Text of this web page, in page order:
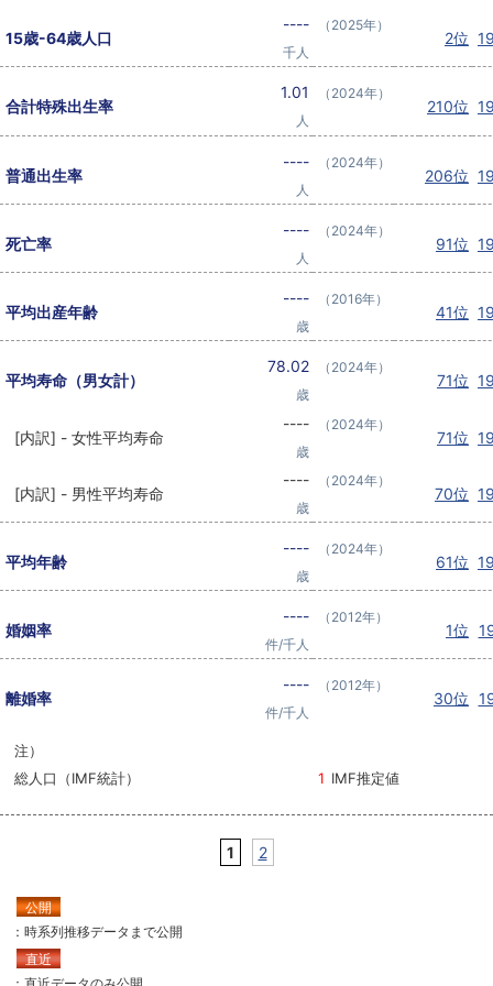
15歳-64歳人口
----
千人
（2025年）
2位
合計特殊出生率
1.01
人
（2024年）
210位
普通出生率
----
人
（2024年）
206位
死亡率
----
人
（2024年）
91位
平均出産年齢
----
歳
（2016年）
41位
平均寿命（男女計）
78.02
歳
（2024年）
71位
[内訳] - 女性平均寿命
----
歳
（2024年）
71位
[内訳] - 男性平均寿命
----
歳
（2024年）
70位
平均年齢
----
歳
（2024年）
61位
婚姻率
----
件/千人
（2012年）
1位
離婚率
----
件/千人
（2012年）
30位
注）
総人口（IMF統計）
1 IMF推定値
1 2
公開
：時系列推移データまで公開
直近